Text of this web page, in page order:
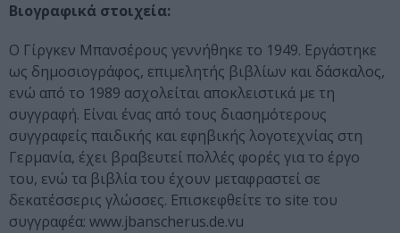
Βιογραφικά στοιχεία:
Ο Γίργκεν Μπανσέρους γεννήθηκε το 1949. Εργάστηκε
ως δημοσιογράφος, επιμελητής βιβλίων και δάσκαλος,
ενώ από το 1989 ασχολείται αποκλειστικά με τη
συγγραφή. Είναι ένας από τους διασημότερους
συγγραφείς παιδικής και εφηβικής λογοτεχνίας στη
Γερμανία, έχει βραβευτεί πολλές φορές για το έργο
του, ενώ τα βιβλία του έχουν μεταφραστεί σε
δεκατέσσερις γλώσσες. Επισκεφθείτε το site του
συγγραφέα: www.jbanscherus.de.vu